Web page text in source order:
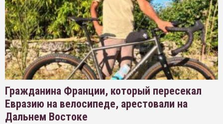
Гражданина Франции, который пересекал
Евразию на велосипеде, арестовали на
Дальнем Востоке